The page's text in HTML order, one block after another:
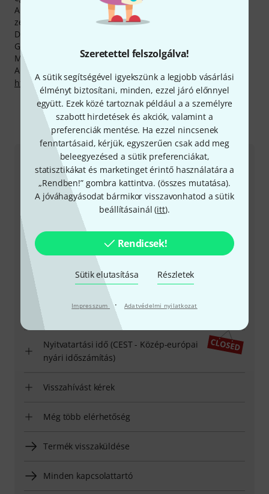
Szeretettel felszolgálva!
A sütik segítségével igyekszünk a legjobb vásárlási
élményt biztosítani, minden, ezzel járó előnnyel
együtt. Ezek közé tartoznak például a a személyre
szabott hirdetések és akciók, valamint a
preferenciák mentése. Ha ezzel nincsenek
fenntartásaid, kérjük, egyszerűen csak add meg
beleegyezésed a sütik preferenciákat,
statisztikákat és marketinget érintő használatára a
„Rendben!” gombra kattintva. (összes mutatása).
A jóváhagyásodat bármikor visszavonhatod a sütik
beállításainál (itt).
Rendicsek!
Sütik elutasítása Részletek
Impresszum · Adatvédelmi nyilatkozat
A híres, Marimba One gyártmányú termékeket használó
zenészek közt említhetőIvana Bilic
Daimo, Beverley Johnston , Miguel Gonzales, Daniella
Ganeva, Koen Plaetinck, Laura Jordan,
Mi Youne Kim.
A gyártóval kapcsolatban itt találsz bővebb tájékoztatást:
http://www.marimbaone.com
Így érhetsz el minket
Ügyfélszolgálat - Magyarország
+49-9546-9223-531
Ügyfélszolgálatunk minden kérdés és észrevétel esetén
örömmel áll rendelkezésedre
Készítsd elő ügyfélszámodat
Nyitvatartási idő (CEST - Közép-európai
nyári időszámítás)
Visszahívást kérek
Még több elérhetőség
Termék visszaküldése
Minden kapcsolattartó